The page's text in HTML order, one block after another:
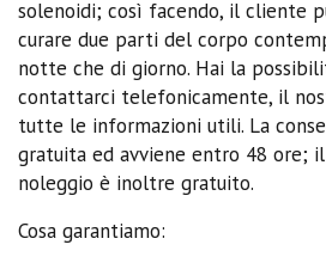
solenoidi; così facendo, il cliente
curare due parti del corpo
notte che di giorno. Hai la
contattarci telefonicamente, il
tutte le informazioni utili. La
gratuita ed avviene entro 48 ore;
noleggio è inoltre gratuito.
Cosa garantiamo: